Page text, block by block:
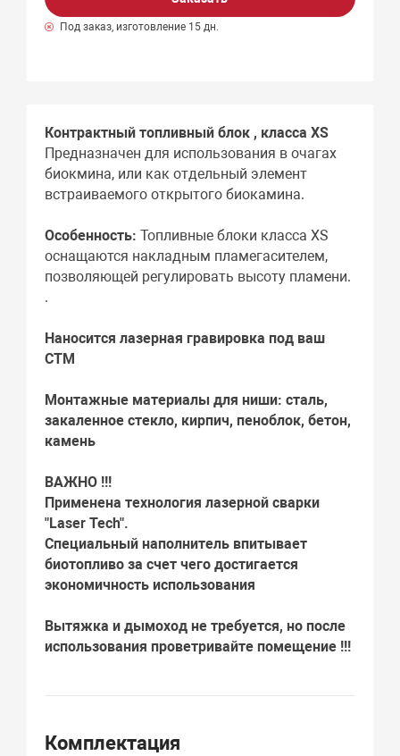
Под заказ, изготовление 15 дн.
Контрактный топливный блок , класса XS
Предназначен для использования в очагах
биокмина, или как отдельный элемент
встраиваемого открытого биокамина.
Особенность:Топливные блоки класса XS
оснащаются накладным пламегасителем,
позволяющей регулировать высоту пламени.
.
Наносится лазерная гравировка под ваш
СТМ
Монтажные материалы для ниши: сталь,
закаленное стекло, кирпич, пеноблок, бетон,
камень
ВАЖНО !!!
Применена технология лазерной сварки
"Laser Tech".
Специальный наполнитель впитывает
биотопливо за счет чего достигается
экономичность использования
Вытяжка и дымоход не требуется, но после
использования проветривайте помещение !!!
Комплектация